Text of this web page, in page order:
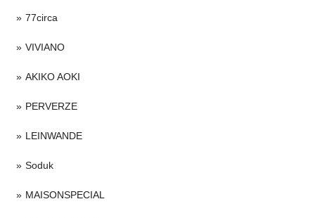
77circa
VIVIANO
AKIKO AOKI
PERVERZE
LEINWANDE
Soduk
MAISONSPECIAL